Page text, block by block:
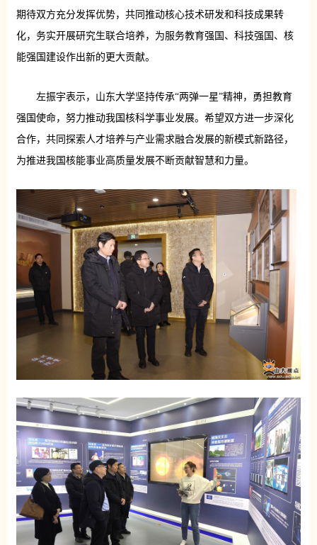
期待双方充分发挥优势，共同推动核心技术研发和科技成果转
化，务实开展研究生联合培养，为服务教育强国、科技强国、核
能强国建设作出新的更大贡献。
左振宇表示，山东大学坚持传承“两弹一星”精神，勇担教育
强国使命，努力推动我国核科学事业发展。希望双方进一步深化
合作，共同探索人才培养与产业需求融合发展的新模式新路径，
为推进我国核能事业高质量发展不断贡献智慧和力量。